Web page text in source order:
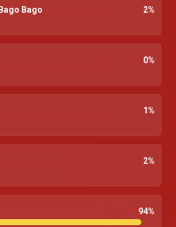
Bago 2%
0%
1%
2%
94%